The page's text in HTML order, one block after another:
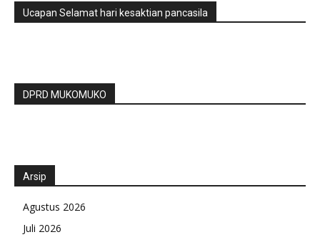
Ucapan Selamat hari kesaktian pancasila
DPRD MUKOMUKO
Arsip
Agustus 2026
Juli 2026